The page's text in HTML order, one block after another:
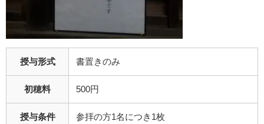
授与形式 書置きのみ
初穂料 500円
授与条件 参拝の方1名につき1枚